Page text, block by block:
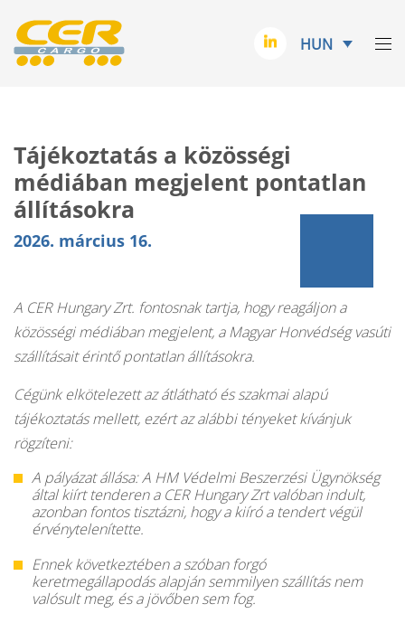
HUN
Tájékoztatás a közösségi
médiában megjelent pontatlan
állításokra
2026. március 16.
A CER Hungary Zrt. fontosnak tartja, hogy reagáljon a
közösségi médiában megjelent, a Magyar Honvédség vasúti
szállításait érintő pontatlan állításokra.
Cégünk elkötelezett az átlátható és szakmai alapú
tájékoztatás mellett, ezért az alábbi tényeket kívánjuk
rögzíteni:
A pályázat állása: A HM Védelmi Beszerzési Ügynökség
által kiírt tenderen a CER Hungary Zrt valóban indult,
azonban fontos tisztázni, hogy a kiíró a tendert végül
érvénytelenítette.
Ennek következtében a szóban forgó
keretmegállapodás alapján semmilyen szállítás nem
valósult meg, és a jövőben sem fog.